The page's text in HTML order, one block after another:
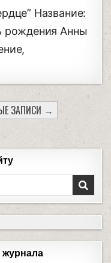
Название:
рождения Анны
ЗАПИСИ →
журнала